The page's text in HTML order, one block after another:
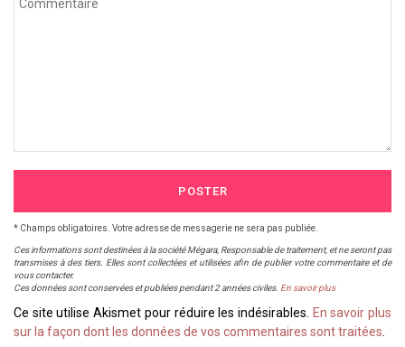
POSTER
* Champs obligatoires. Votre adresse de messagerie ne sera pas publiée.
Ces informations sont destinées à la société Mégara, Responsable de traitement, et ne seront pas
transmises à des tiers. Elles sont collectées et utilisées afin de publier votre commentaire et de
vous contacter.
Ces données sont conservées et publiées pendant 2 années civiles. En savoir plus
Ce site utilise Akismet pour réduire les indésirables. En savoir plus
sur la façon dont les données de vos commentaires sont traitées.